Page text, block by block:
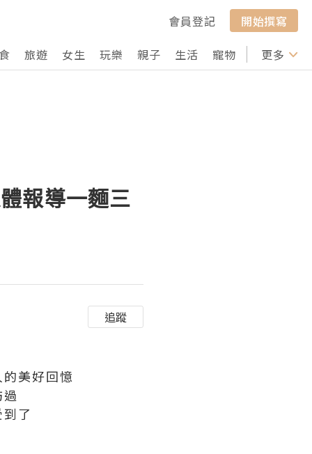
會員登記
開始撰寫
旅遊 女生 玩樂 親子 生活 寵物 行山 打卡
更多
報導一麵三
追蹤
美好回憶
了